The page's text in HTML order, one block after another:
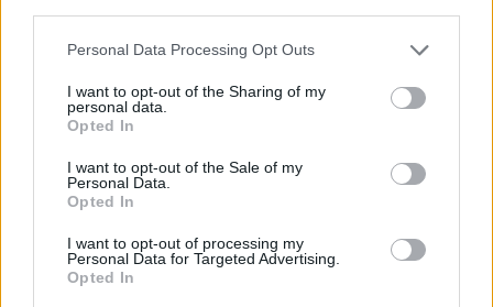
Personal Data Processing Opt Outs
I want to opt-out of the Sharing of my
personal data.
Opted In
I want to opt-out of the Sale of my
Personal Data.
Opted In
I want to opt-out of processing my
Personal Data for Targeted Advertising.
Opted In
Ministro garante medidas para
valorizar a uva e aumentar
7 de Agosto, 2026
Incêndio em habitação junto à Ponte
Metálica deixa uma desalojada em...